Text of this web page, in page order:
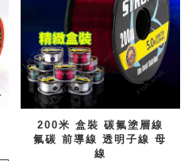
200米 盒裝 碳氟塗層線
氟碳 前導線 透明子線 母
線